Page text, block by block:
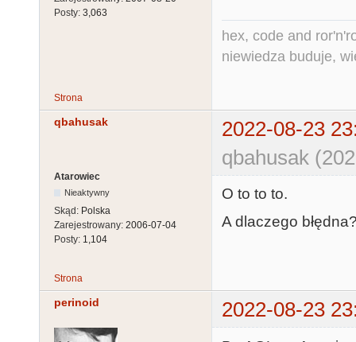
Posty: 3,063
hex, code and
niewiedza buduje,
Strona
qbahusak
2022-08-23
qbahusak
Atarowiec
Nieaktywny
Skąd: Polska
Zarejestrowany: 2006-07-04
Posty: 1,104
O to to to.
A dlaczego
Strona
perinoid 2022-08-23